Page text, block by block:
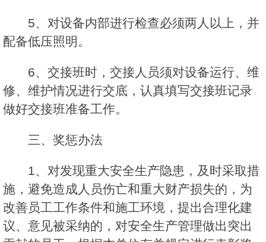
5、对设备内部进行检查必须两人以上，并
配备低压照明。
6、交接班时，交接人员须对设备运行、维
修、维护情况进行交底，认真填写交接班记录
做好交接班准备工作。
三、奖惩办法
1、对发现重大安全生产隐患，及时采取措
施，避免造成人员伤亡和重大财产损失的，为
改善员工工作条件和施工环境，提出合理化建
议、意见被采纳的，对安全生产管理做出突出